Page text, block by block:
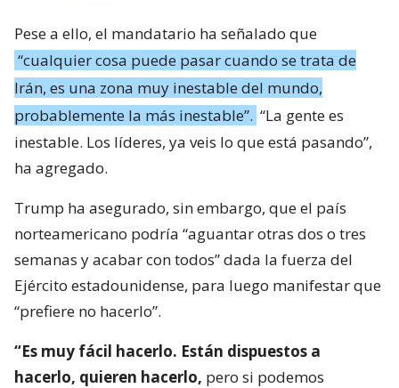
Pese a ello, el mandatario ha señalado que
“cualquier cosa puede pasar cuando se trata de
Irán, es una zona muy inestable del mundo,
probablemente la más inestable”. “La gente es
inestable. Los líderes, ya veis lo que está pasando”,
ha agregado.
Trump ha asegurado, sin embargo, que el país
norteamericano podría “aguantar otras dos o tres
semanas y acabar con todos” dada la fuerza del
Ejército estadounidense, para luego manifestar que
“prefiere no hacerlo”.
“Es muy fácil hacerlo. Están dispuestos a
hacerlo, quieren hacerlo, pero si podemos